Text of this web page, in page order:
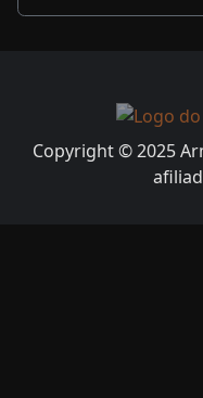
Copyright © 2025